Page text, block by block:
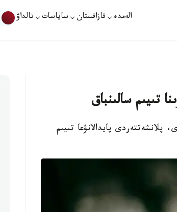
الەمدە قازاقستان ساياسات تالداۋ
تىيىم سالىنباق
پايدالانۋعا تىيىم